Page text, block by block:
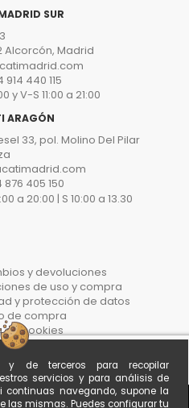
y de terceros para recopilar
servicios y para análisis de
continuas navegando, supone la
las mismas. Puedes configurar tu
SUR
Alcorcón, Madrid
914 440 115
y V-S 11:00 a 21:00
ARAGÓN
33, pol. Molino Del Pilar
876 405 150
a 20:00 | S 10:00 a 13.30
y devoluciones
de uso y compra
y protección de datos
de compra
de cookies
contrato aquí